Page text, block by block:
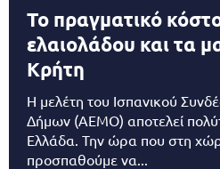
Το πραγματικό
ελαιολάδου και τα
Κρήτη
Η μελέτη του Ισπανικού
Δήμων (AEMO) αποτελεί
Ελλάδα. Την ώρα που στη
προσπαθούμε να...